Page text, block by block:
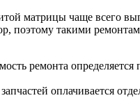
матрицы чаще всего
поэтому такими
ремонта определяется
оплачивается